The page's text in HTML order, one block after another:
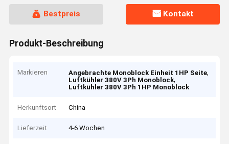
Bestpreis Kontakt
Produkt-Beschreibung
Markieren Angebrachte Monoblock Einheit 1HP Seite,
Luftkühler 380V 3Ph Monoblock,
Luftkühler 380V 3Ph 1HP Monoblock
Herkunftsort China
Lieferzeit 4-6 Wochen